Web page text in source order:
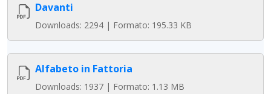
Davanti
Downloads: 2294 | Formato: 195.33 KB
Alfabeto in Fattoria
Downloads: 1937 | Formato: 1.13 MB